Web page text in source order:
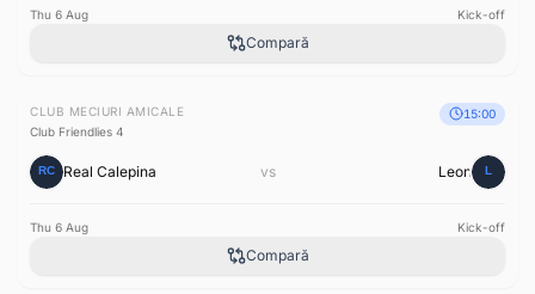
Thu 6 Aug Kick-off
Compară
CLUB MECIURI AMICALE
Club Friendlies 4
15:00
Real Calepina vs Leon
Thu 6 Aug Kick-off
Compară